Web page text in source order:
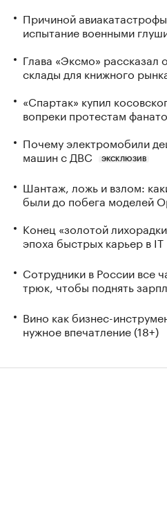
Причиной
испытание военными
Глава «Эксмо» рассказал
склады для книжного
«Спартак» купил
вопреки протестам
Почему электромобили
машин с ДВС
ЭКСКЛЮЗИВ
Шантаж, ложь и взлом:
были до побега моделей
Конец «золотой
эпоха быстрых карьер в IT
Сотрудники в России все
трюк, чтобы поднять
Вино как бизнес-
нужное впечатление (18+)